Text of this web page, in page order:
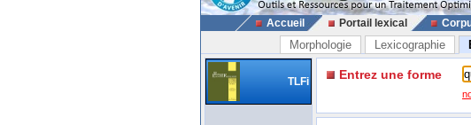
Accueil Portail lexical
Morphologie Lexicographie
TLFi Entrez une forme